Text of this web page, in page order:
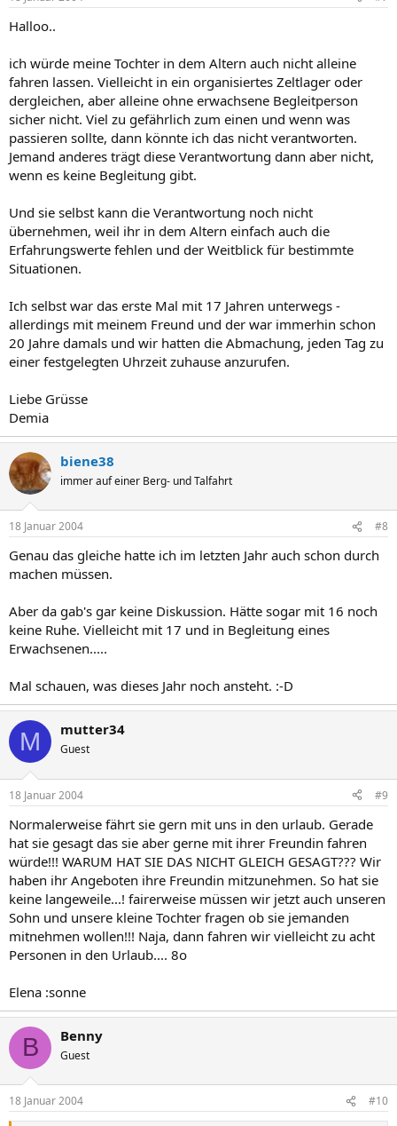
Halloo..
ich würde meine Tochter in dem Altern auch nicht alleine
fahren lassen. Vielleicht in ein organisiertes Zeltlager oder
dergleichen, aber alleine ohne erwachsene Begleitperson
sicher nicht. Viel zu gefährlich zum einen und wenn was
passieren sollte, dann könnte ich das nicht verantworten.
Jemand anderes trägt diese Verantwortung dann aber nicht,
wenn es keine Begleitung gibt.
Und sie selbst kann die Verantwortung noch nicht
übernehmen, weil ihr in dem Altern einfach auch die
Erfahrungswerte fehlen und der Weitblick für bestimmte
Situationen.
Ich selbst war das erste Mal mit 17 Jahren unterwegs -
allerdings mit meinem Freund und der war immerhin schon
20 Jahre damals und wir hatten die Abmachung, jeden Tag zu
einer festgelegten Uhrzeit zuhause anzurufen.
Liebe Grüsse
Demia
biene38
immer auf einer Berg- und Talfahrt
18 Januar 2004 #8
Genau das gleiche hatte ich im letzten Jahr auch schon durch
machen müssen.
Aber da gab's gar keine Diskussion. Hätte sogar mit 16 noch
keine Ruhe. Vielleicht mit 17 und in Begleitung eines
Erwachsenen.....
Mal schauen, was dieses Jahr noch ansteht. :-D
M mutter34
Guest
18 Januar 2004 #9
Normalerweise fährt sie gern mit uns in den urlaub. Gerade
hat sie gesagt das sie aber gerne mit ihrer Freundin fahren
würde!!! WARUM HAT SIE DAS NICHT GLEICH GESAGT??? Wir
haben ihr Angeboten ihre Freundin mitzunehmen. So hat sie
keine langeweile...! fairerweise müssen wir jetzt auch unseren
Sohn und unsere kleine Tochter fragen ob sie jemanden
mitnehmen wollen!!! Naja, dann fahren wir vielleicht zu acht
Personen in den Urlaub.... 8o
Elena :sonne
B Benny
Guest
18 Januar 2004 #10